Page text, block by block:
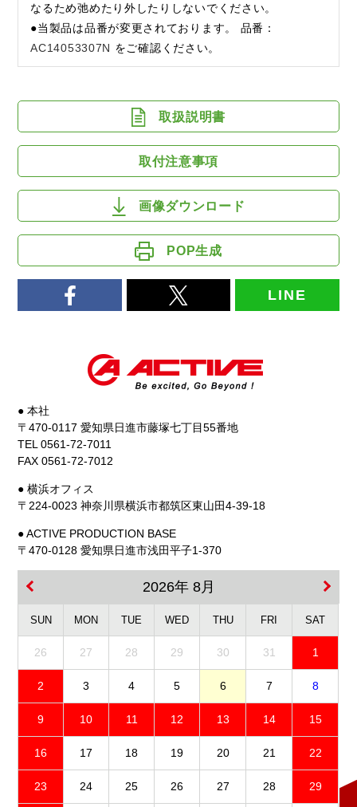
なるため弛めたり外したりしないでください。
●当製品は品番が変更されております。 品番：
AC14053307N をご確認ください。
取扱説明書
取付注意事項
画像ダウンロード
POP生成
LINE
● 本社
〒470-0117 愛知県日進市藤塚七丁目55番地
TEL 0561-72-7011
FAX 0561-72-7012
● 横浜オフィス
〒224-0023 神奈川県横浜市都筑区東山田4-39-18
● ACTIVE PRODUCTION BASE
〒470-0128 愛知県日進市浅田平子1-370
2026年 8月
SUN MON TUE WED THU FRI SAT
26 27 28 29 30 31 1
2 3 4 5 6 7 8
9 10 11 12 13 14 15
16 17 18 19 20 21 22
23 24 25 26 27 28 29